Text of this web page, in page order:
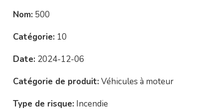
Nom: 500
Catégorie: 10
Date: 2024-12-06
Catégorie de produit: Véhicules à moteur
Type de risque: Incendie